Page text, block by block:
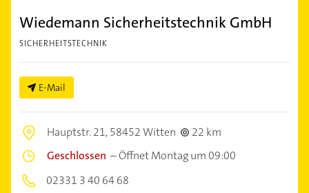
Wiedemann Sicherheitstechnik GmbH
SICHERHEITSTECHNIK
E-Mail
Hauptstr. 21,58452 Witten
22 km
Geschlossen –Öffnet Montag um 09:00
02331 3 40 64 68